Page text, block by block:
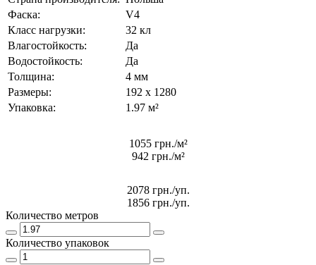
Фаска:
V4
Класс нагрузки:
32 кл
Влагостойкость:
Да
Водостойкость:
Да
Толщина:
4 мм
Размеры:
192 x 1280
Упаковка:
1.97 м²
1055 грн./м²
942 грн./м²
2078 грн./уп.
1856 грн./уп.
Количество метров
Количество упаковок